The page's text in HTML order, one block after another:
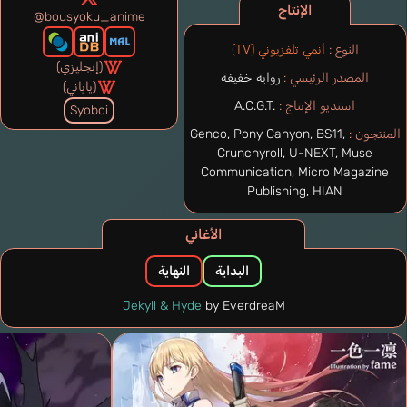
الإنتاج
النوع :أنمي تلفزيوني (TV)
المصدر الرئيسي : رواية خفيفة
استديو الإنتاج : A.C.G.T.
المنتجون : Genco, Pony Canyon, BS11,
Crunchyroll, U-NEXT, Muse
Communication, Micro Magazine
Publishing, HIAN
الأغاني
البداية النهاية
Jekyll & Hyde by EverdreaM
@bousyoku_anime
(إنجليزي)
(ياباني)
Syoboi